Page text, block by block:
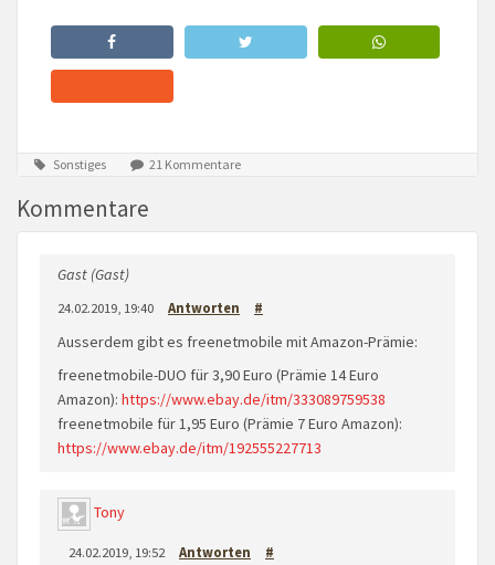
Sonstiges 21 Kommentare
Kommentare
Gast (Gast)
24.02.2019, 19:40 Antworten #
Ausserdem gibt es freenetmobile mit Amazon-Prämie:
freenetmobile-DUO für 3,90 Euro (Prämie 14 Euro
Amazon): https://www.ebay.de/itm/333089759538
freenetmobile für 1,95 Euro (Prämie 7 Euro Amazon):
https://www.ebay.de/itm/192555227713
Tony
24.02.2019, 19:52 Antworten #